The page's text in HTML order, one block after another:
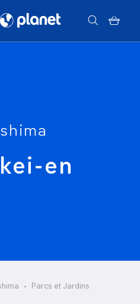
en
Parcs et Jardins